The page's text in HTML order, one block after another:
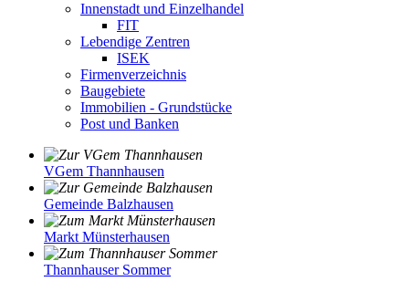
Innenstadt und Einzelhandel
FIT
Lebendige Zentren
ISEK
Firmenverzeichnis
Baugebiete
Immobilien - Grundstücke
Post und Banken
VGem Thannhausen
Gemeinde Balzhausen
Markt Münsterhausen
Thannhauser Sommer